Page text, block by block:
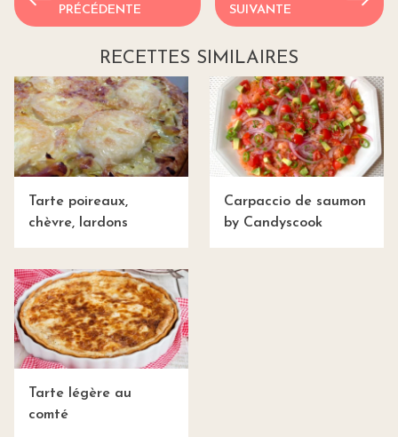
PRÉCÉDENTE
SUIVANTE
RECETTES SIMILAIRES
Tarte poireaux,
chèvre, lardons
Carpaccio de saumon
by Candyscook
Tarte légère au
comté